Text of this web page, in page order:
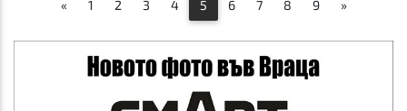
« 1 2 3 4 5 6 7 8 9 »